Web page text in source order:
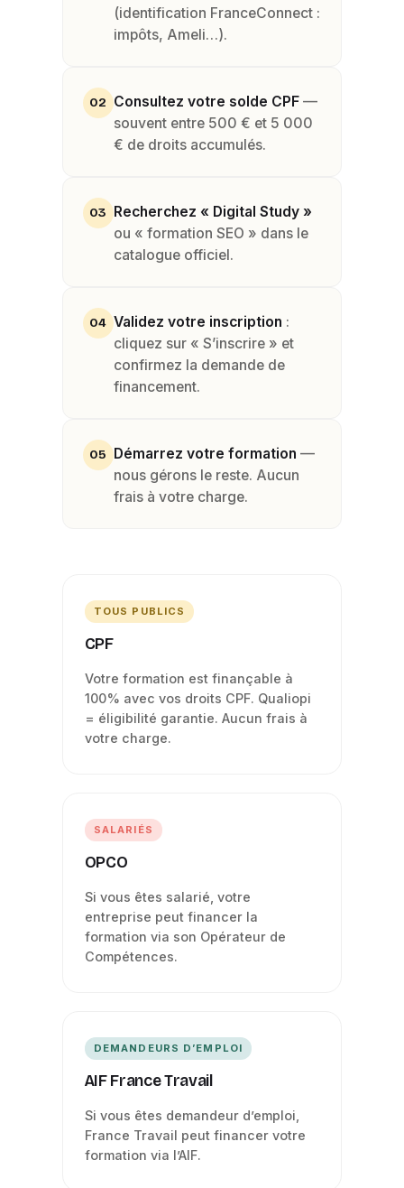
(identification FranceConnect :
impôts, Ameli…).
02 Consultez votre solde CPF—
souvent entre 500 € et 5 000
€ de droits accumulés.
03 Recherchez « Digital Study »
ou « formation SEO » dans le
catalogue officiel.
04 Validez votre inscription :
cliquez sur « S’inscrire » et
confirmez la demande de
financement.
05 Démarrez votre formation —
nous gérons le reste. Aucun
frais à votre charge.
TOUS PUBLICS
CPF
Votre formation est finançable à
100% avec vos droits CPF. Qualiopi
= éligibilité garantie. Aucun frais à
votre charge.
SALARIÉS
OPCO
Si vous êtes salarié, votre
entreprise peut financer la
formation via son Opérateur de
Compétences.
DEMANDEURS D’EMPLOI
AIF France Travail
Si vous êtes demandeur d’emploi,
France Travail peut financer votre
formation via l’AIF.